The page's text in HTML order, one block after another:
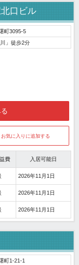
口ビル
町3095-5
」徒歩2分
お気に入りに追加する
費 入居可能日
2026年11月1日
2026年11月1日
2026年11月1日
町1-21-1